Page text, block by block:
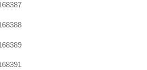
87
88
89
91